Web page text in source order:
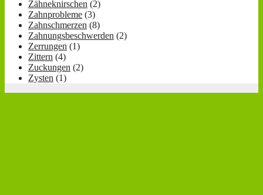
Zähneknirschen (2)
Zahnprobleme (3)
Zahnschmerzen (8)
Zahnungsbeschwerden (2)
Zerrungen (1)
Zittern (4)
Zuckungen (2)
Zysten (1)